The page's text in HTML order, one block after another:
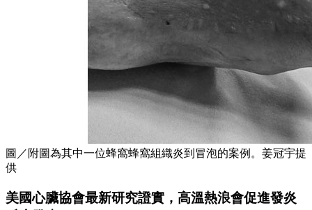
圖／附圖為其中一位蜂窩蜂窩組織炎到冒泡的案例。姜冠宇提
供
美國心臟協會最新研究證實，高溫熱浪會促進發炎